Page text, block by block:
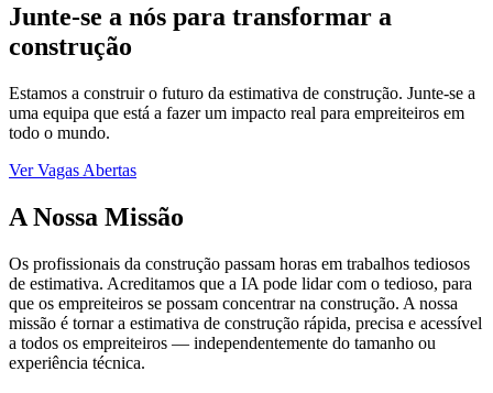
Junte-se a nós para transformar a
construção
Estamos a construir o futuro da estimativa de construção. Junte-se a
uma equipa que está a fazer um impacto real para empreiteiros em
todo o mundo.
Ver Vagas Abertas
A Nossa Missão
Os profissionais da construção passam horas em trabalhos tediosos
de estimativa. Acreditamos que a IA pode lidar com o tedioso, para
que os empreiteiros se possam concentrar na construção. A nossa
missão é tornar a estimativa de construção rápida, precisa e acessível
a todos os empreiteiros — independentemente do tamanho ou
experiência técnica.